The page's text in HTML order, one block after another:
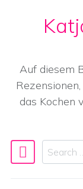
Skip to content
Auf diesem
das Kochen
Main
Search